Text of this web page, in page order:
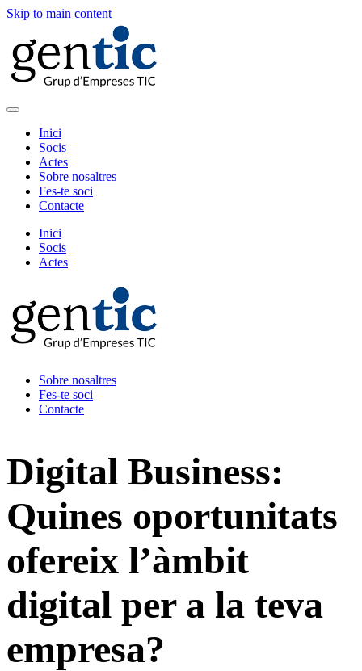
Skip to main content
Inici
Socis
Actes
Sobre nosaltres
Fes-te soci
Contacte
Inici
Socis
Actes
Sobre nosaltres
Fes-te soci
Contacte
Digital Business:
Quines oportunitats
ofereix l’àmbit
digital per a la teva
empresa?